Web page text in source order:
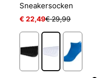
Sneakersocken
€ 22,49€ 29,99